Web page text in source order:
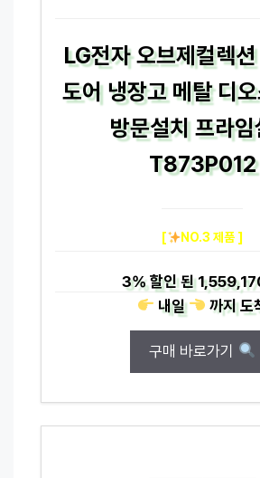
LG전자 오브제컬렉
도어 냉장고 메탈 디
방문설치 프라
T873P012
[ NO.3 제품 ]
3%할인 된
내일
까지도
구매 바로가기